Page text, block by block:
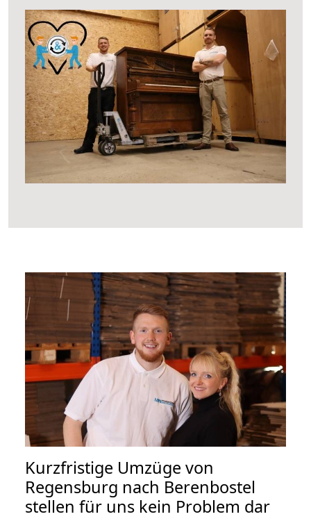
Kurzfristige Umzüge von
Regensburg nach Berenbostel
stellen für uns kein Problem dar